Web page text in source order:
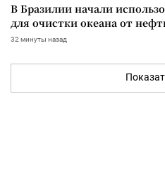
В Бразилии начали
для очистки океана от
32 минуты назад